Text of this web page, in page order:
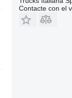
Contacte con el